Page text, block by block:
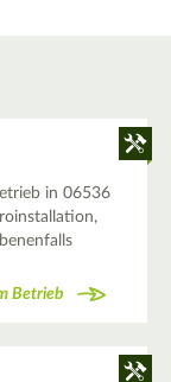
in 06536
Betrieb